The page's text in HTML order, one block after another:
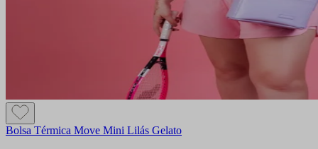
Bolsa Térmica Move Mini Lilás Gelato